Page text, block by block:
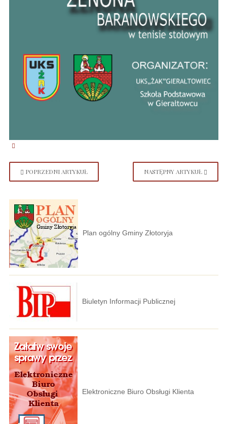
POPRZEDNI ARTYKUŁ NASTĘPNY ARTYKUŁ
Plan ogólny Gminy Złotoryja
Biuletyn Informacji Publicznej
Elektroniczne Biuro Obsługi Klienta